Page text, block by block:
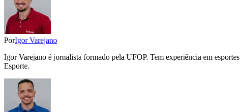
PorIgor Varejano
Igor Varejano é jornalista formado pela UFOP. Tem experiência em
Esporte.